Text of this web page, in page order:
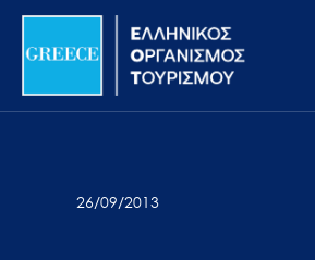
Σημείωση:
ιστότοπος
προσβασιμότητας.
Μετάβαση
περιεχόμενο
26/09/2013